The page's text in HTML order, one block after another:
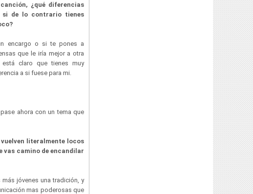
¿qué diferencias
de lo contrario tienes
encargo o si te pones a
que le iría mejor a otra
claro que tienes muy
a si fuese para mi.
ahora con un tema que
literalmente locos
vas camino de encandilar
jóvenes una tradición, y
mas poderosas que